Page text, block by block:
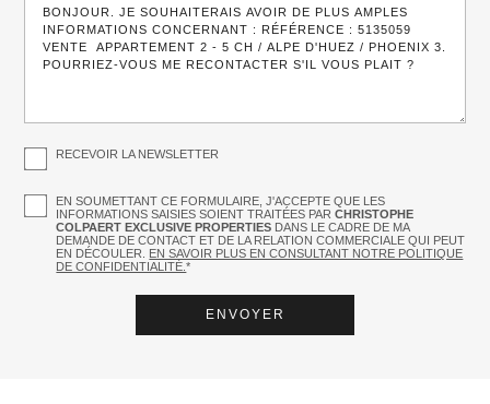
RECEVOIR LA NEWSLETTER
EN SOUMETTANT CE FORMULAIRE, J'ACCEPTE QUE LES
INFORMATIONS SAISIES SOIENT TRAITÉES PARCHRISTOPHE
COLPAERT EXCLUSIVE PROPERTIES DANS LE CADRE DE MA
DEMANDE DE CONTACT ET DE LA RELATION COMMERCIALE QUI PEUT
EN DÉCOULER. EN SAVOIR PLUS EN CONSULTANT NOTRE POLITIQUE
DE CONFIDENTIALITÉ.*